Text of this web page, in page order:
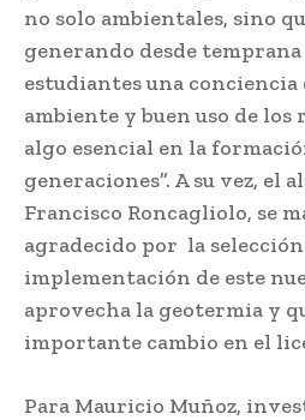
no solo ambientales, sino
generando desde temprana
estudiantes una conciencia
ambiente y buen uso de los
algo esencial en la
generaciones”. A su vez, el
Francisco Roncagliolo, se
agradecido por la
implementación de este
aprovecha la geotermia y
importante cambio en el
Para Mauricio Muñoz,